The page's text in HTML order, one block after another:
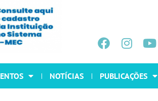
NOTÍCIAS PUBLICAÇÕES